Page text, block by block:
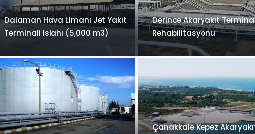
Dalaman Hava Limanı Jet Yakıt
Terminali Islahı (5,000 m3)
Derince Akaryakıt
Rehabilitasyonu
Çanakkale Kepez